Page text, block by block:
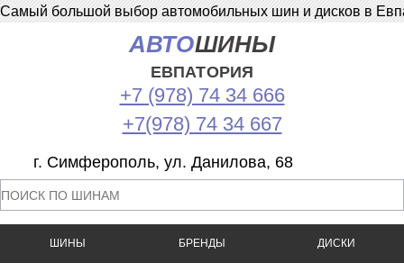
Самый большой выбор автомобильных шин и дисков в
АВТОШИНЫ
ЕВПАТОРИЯ
+7 (978) 74 34 666
+7(978) 74 34 667
г. Симферополь, ул. Данилова, 68
ШИНЫ БРЕНДЫ ДИСКИ